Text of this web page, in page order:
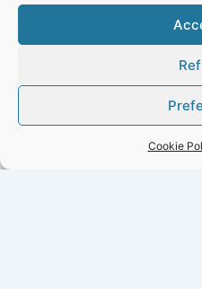
Cookie
Informare Publică RAJA:
potabile în localitățile Olteni și